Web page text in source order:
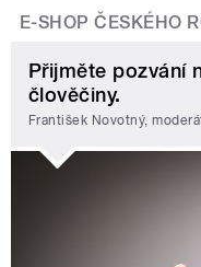
E-SHOP ČESKÉHO
Přijměte pozvání
člověčiny.
František Novotný,